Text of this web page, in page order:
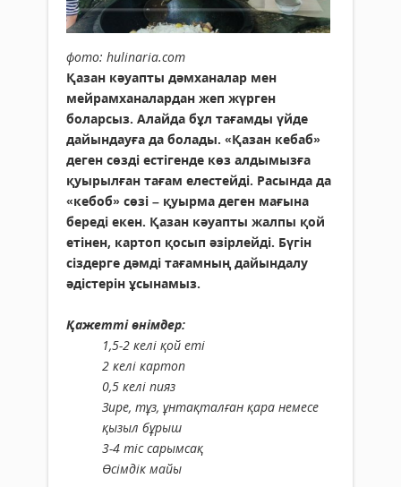
фото: hulinaria.com
Қазан кәуапты дәмханалар мен
мейрамханалардан жеп жүрген
боларсыз. Алайда бұл тағамды үйде
дайындауға да болады. «Қазан кебаб»
деген сөзді естігенде көз алдымызға
қуырылған тағам елестейді. Расында да
«кебоб» сөзі – қуырма деген мағына
береді екен. Қазан кәуапты жалпы қой
етінен, картоп қосып әзірлейді. Бүгін
сіздерге дәмді тағамның дайындалу
әдістерін ұсынамыз.
Қажетті өнімдер:
1,5-2 келі қой еті
2 келі картоп
0,5 келі пияз
Зире, тұз, ұнтақталған қара немесе
қызыл бұрыш
3-4 тіс сарымсақ
Өсімдік майы